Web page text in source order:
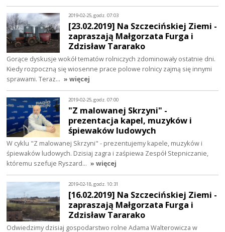
2019-02-25, godz. 07:03
[23.02.2019] Na Szczecińskiej Ziemi -
zapraszają Małgorzata Furga i
Zdzisław Tararako
Gorące dyskusje wokół tematów rolniczych zdominowały ostatnie dni.
Kiedy rozpoczną się wiosenne prace polowe rolnicy zajmą się innymi
sprawami. Teraz… » więcej
2019-02-25, godz. 07:00
"Z malowanej Skrzyni" -
prezentacja kapel, muzyków i
śpiewaków ludowych
W cyklu "Z malowanej Skrzyni" - prezentujemy kapele, muzyków i
śpiewaków ludowych. Dzisiaj zagra i zaśpiewa Zespół Stepniczanie,
któremu szefuje Ryszard… » więcej
2019-02-18, godz. 10:31
[16.02.2019] Na Szczecińskiej Ziemi -
zapraszają Małgorzata Furga i
Zdzisław Tararako
Odwiedzimy dzisiaj gospodarstwo rolne Adama Walterowicza w